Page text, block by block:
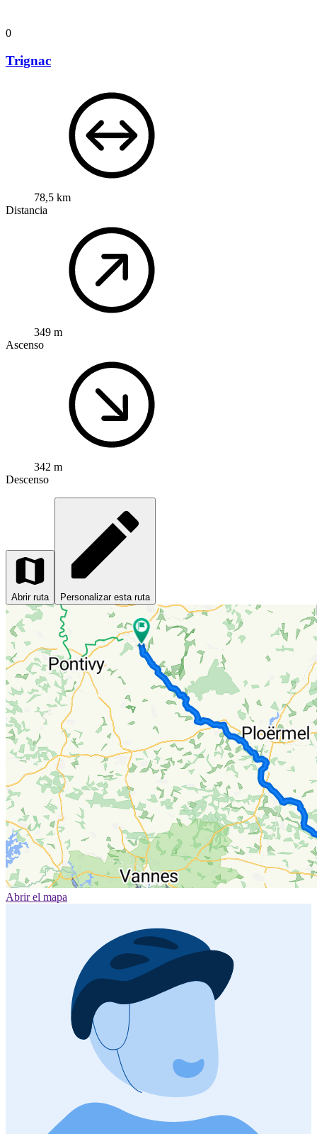
0
Trignac
78,5 km
Distancia
349 m
Ascenso
342 m
Descenso
Abrir ruta Personalizar esta ruta
Abrir el mapa